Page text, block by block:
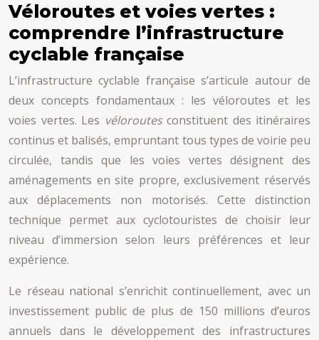
Véloroutes et voies vertes :
comprendre l’infrastructure
cyclable française
L’infrastructure cyclable française s’articule autour de
deux concepts fondamentaux : les véloroutes et les
voies vertes. Les véloroutes constituent des itinéraires
continus et balisés, empruntant tous types de voirie peu
circulée, tandis que les voies vertes désignent des
aménagements en site propre, exclusivement réservés
aux déplacements non motorisés. Cette distinction
technique permet aux cyclotouristes de choisir leur
niveau d’immersion selon leurs préférences et leur
expérience.
Le réseau national s’enrichit continuellement, avec un
investissement public de plus de 150 millions d’euros
annuels dans le développement des infrastructures